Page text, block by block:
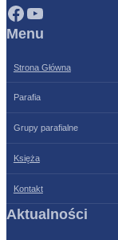
Facebook YouTube
Menu
Strona Główna
Parafia
Grupy parafialne
Księża
Kontakt
Aktualności